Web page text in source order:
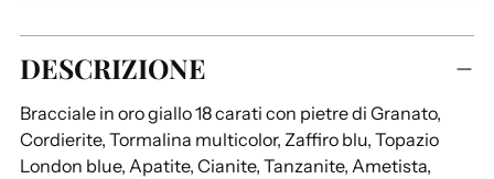
un
al
carrello...
DESCRIZIONE
Bracciale in oro giallo 18 carati con pietre di Granato,
Cordierite, Tormalina multicolor, Zaffiro blu, Topazio
London blue, Apatite, Cianite, Tanzanite, Ametista,